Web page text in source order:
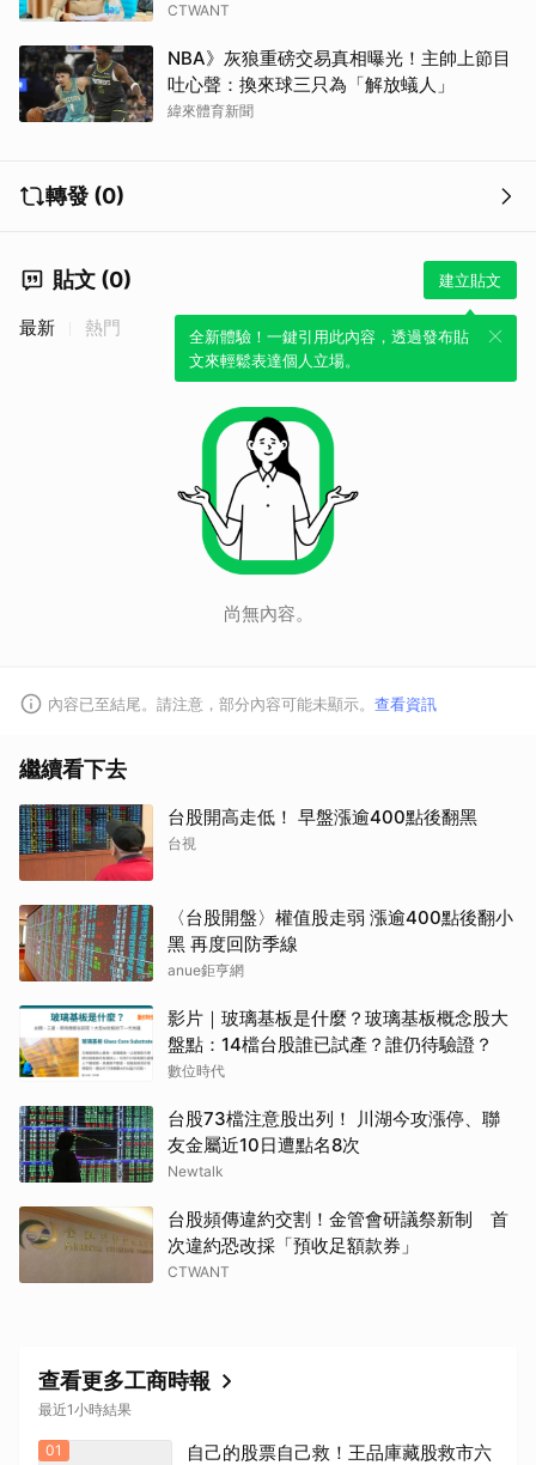
CTWANT
NBA》灰狼重磅交易真相曝光！主帥上節目
吐心聲：換來球三只為「解放蟻人」
緯來體育新聞
轉發 (0)
貼文 (0) 建立貼文
全新體驗！一鍵引用此內容，透過發布貼
文來輕鬆表達個人立場。
最新 熱門
尚無內容。
內容已至結尾。請注意，部分內容可能未顯示。 查看資訊
繼續看下去
台股開高走低！ 早盤漲逾400點後翻黑
台視
〈台股開盤〉權值股走弱 漲逾400點後翻小
黑 再度回防季線
anue鉅亨網
影片｜玻璃基板是什麼？玻璃基板概念股大
盤點：14檔台股誰已試產？誰仍待驗證？
數位時代
台股73檔注意股出列！ 川湖今攻漲停、聯
友金屬近10日遭點名8次
Newtalk
台股頻傳違約交割！金管會研議祭新制 首
次違約恐改採「預收足額款券」
CTWANT
查看更多工商時報
最近1小時結果
01
自己的股票自己救！王品庫藏股救市六
取消